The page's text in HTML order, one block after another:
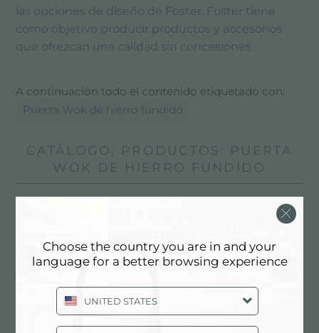
las opciones de diseño de Foster. Foster tiene
como objetivo producir productos y accesorios
que ofrezcan una calidad sin concesiones.
A continuación todo el contenido etiquetado con:
Puerta Wok de hierro fundido
CATÁLOGO, PRODUCTOS: PUERTA
WOK DE HIERRO FUNDIDO
Choose the country you are in and your
language for a better browsing experience
UNITED STATES